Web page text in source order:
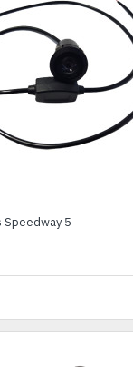
Speedway 5